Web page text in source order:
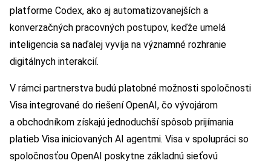
platforme Codex, ako aj automatizovanejších a
konverzačných pracovných postupov, keďže umelá
inteligencia sa naďalej vyvíja na významné rozhranie
digitálnych interakcií.
V rámci partnerstva budú platobné možnosti spoločnosti
Visa integrované do riešení OpenAI, čo vývojárom
a obchodníkom získajú jednoduchší spôsob prijímania
platieb Visa iniciovaných AI agentmi. Visa v spolupráci so
spoločnosťou OpenAI poskytne základnú sieťovú